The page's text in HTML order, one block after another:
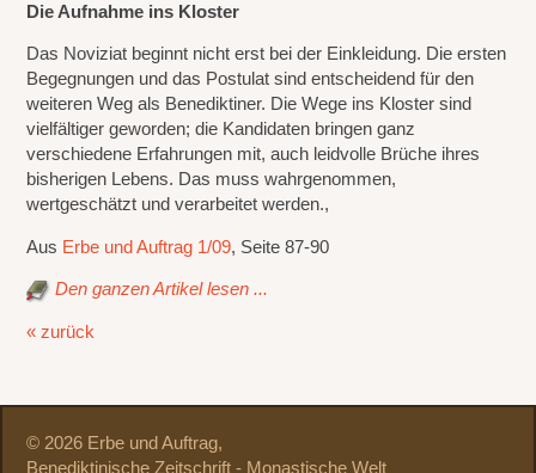
Die Aufnahme ins Kloster
Das Noviziat beginnt nicht erst bei der Einkleidung. Die ersten
Begegnungen und das Postulat sind entscheidend für den
weiteren Weg als Benediktiner. Die Wege ins Kloster sind
vielfältiger geworden; die Kandidaten bringen ganz
verschiedene Erfahrungen mit, auch leidvolle Brüche ihres
bisherigen Lebens. Das muss wahrgenommen,
wertgeschätzt und verarbeitet werden.,
Aus Erbe und Auftrag 1/09, Seite 87-90
Den ganzen Artikel lesen ...
« zurück
© 2026 Erbe und Auftrag,
Benediktinische Zeitschrift - Monastische Welt